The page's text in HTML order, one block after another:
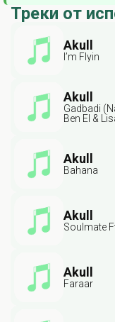
Треки от
Akull
I’m Flyin
Akull
Gadbadi
Ben El &
Akull
Bahana
Akull
Soulmate
Akull
Faraar